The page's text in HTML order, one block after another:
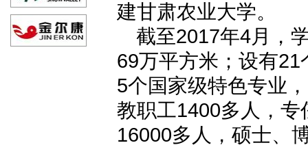
建甘肃农业大学。
截至2017年4月，
69万平方米；设有
5个国家级特色专业
教职工1400多人，
16000多人，硕士、